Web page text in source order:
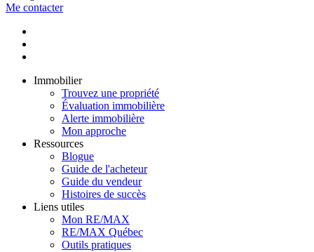
Me contacter
Immobilier
Trouvez une propriété
Évaluation immobilière
Alerte immobilière
Mon approche
Ressources
Blogue
Guide de l'acheteur
Guide du vendeur
Histoires de succès
Liens utiles
Mon RE/MAX
RE/MAX Québec
Outils pratiques